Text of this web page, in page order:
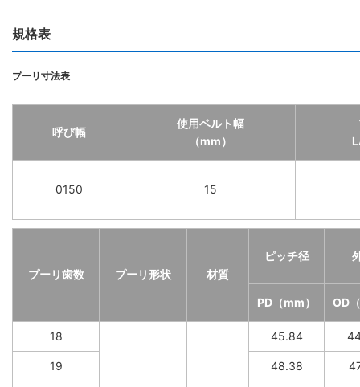
規格表
プーリ寸法表
呼び幅
使用ベルト幅
（mm）
0150 15
プーリ歯数 プーリ形状 材質
ピッチ径
PD（mm） OD
18 45.84
19 48.38